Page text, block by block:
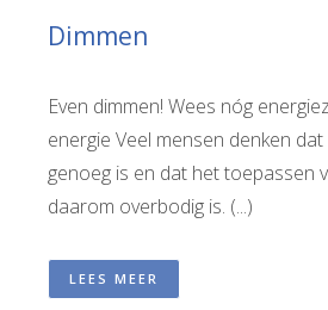
Dimmen
Even dimmen! Wees nóg
energie Veel mensen denken
genoeg is en dat het toepassen
daarom overbodig is. (...)
LEES MEER